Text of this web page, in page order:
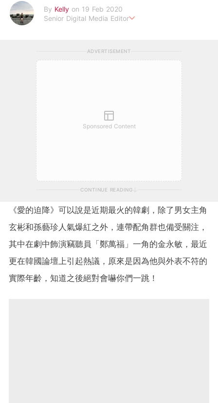
By Kelly on 19 Feb 2020
Senior Digital Media Editor
ADVERTISEMENT
Sponsored Content
CONTINUE READING
《愛的迫降》可以說是近期最火的韓劇，除了男女主角
玄彬和孫藝珍人氣爆紅之外，連帶配角群也備受關注，
其中在劇中飾演竊聽員「鄭萬福」一角的金永敏，最近
更在韓國論壇上引起熱議，原來是因為他與外表不符的
實際年齡，知道之後絕對會嚇你們一跳！